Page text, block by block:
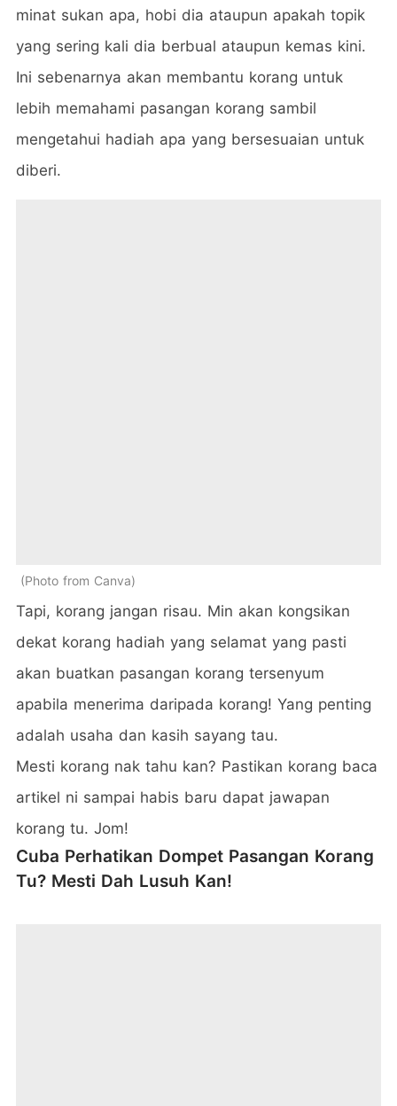
minat sukan apa, hobi dia ataupun apakah topik
yang sering kali dia berbual ataupun kemas kini.
Ini sebenarnya akan membantu korang untuk
lebih memahami pasangan korang sambil
mengetahui hadiah apa yang bersesuaian untuk
diberi.
Photo from Canva
Tapi, korang jangan risau. Min akan kongsikan
dekat korang hadiah yang selamat yang pasti
akan buatkan pasangan korang tersenyum
apabila menerima daripada korang! Yang penting
adalah usaha dan kasih sayang tau.
Mesti korang nak tahu kan? Pastikan korang baca
artikel ni sampai habis baru dapat jawapan
korang tu. Jom!
Cuba Perhatikan Dompet Pasangan Korang
Tu? Mesti Dah Lusuh Kan!